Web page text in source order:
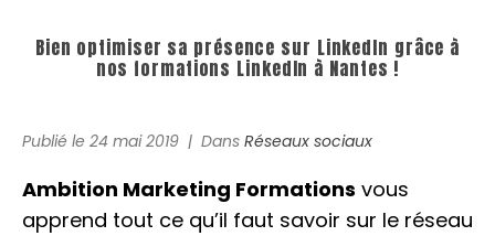
Bien optimiser sa présence sur LinkedIn grâce à
nos formations LinkedIn à Nantes !
Publié le 24 mai 2019 Dans Réseaux sociaux
Ambition Marketing Formations vous
apprend tout ce qu’il faut savoir sur le réseau